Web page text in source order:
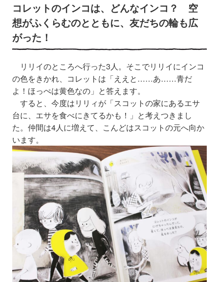
コレットのインコは、どんなインコ？ 空
想がふくらむのとともに、友だちの輪も広
がった！
リリイのところへ行った3人。そこでリリイにインコ
の色をきかれ、コレットは「ええと……あ……青だ
よ！ほっぺは黄色なの」と答えます。
すると、今度はリリィが「スコットの家にあるエサ
台に、エサを食べにきてるかも！」と考えつきまし
た。仲間は4人に増えて、こんどはスコットの元へ向か
います。